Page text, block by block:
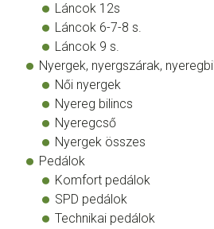
Láncok 12s
Láncok 6-7-8 s.
Láncok 9 s.
Nyergek, nyergszárak,
Női nyergek
Nyereg bilincs
Nyeregcső
Nyergek összes
Pedálok
Komfort pedálok
SPD pedálok
Technikai pedálok